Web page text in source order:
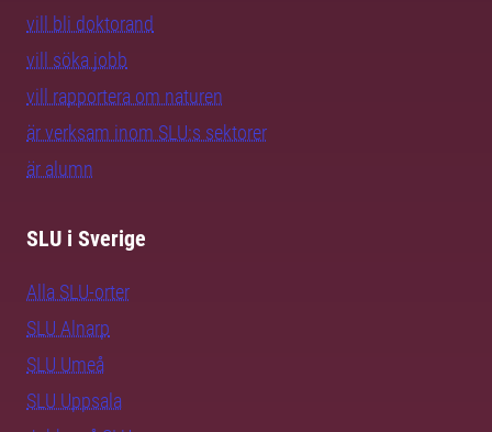
vill bli doktorand
vill söka jobb
vill rapportera om naturen
är verksam inom SLU:s sektorer
är alumn
SLU i Sverige
Alla SLU-orter
SLU Alnarp
SLU Umeå
SLU Uppsala